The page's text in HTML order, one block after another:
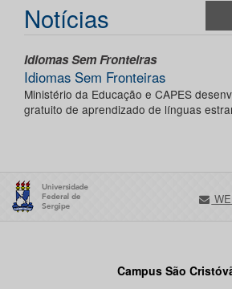
Notícias
Idiomas Sem Fronteiras
Idiomas Sem Fronteiras
Ministério da Educação e CAPES
gratuito de aprendizado de línguas
Campus São